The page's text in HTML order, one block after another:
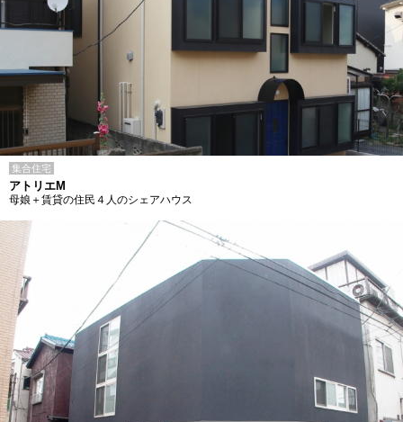
集合住宅
アトリエM
母娘＋賃貸の住民４人のシェアハウス